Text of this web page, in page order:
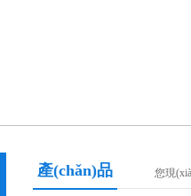
產(chǎn)品
您現